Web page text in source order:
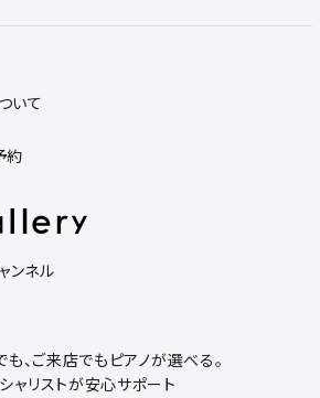
いて
約
ンネル
も、ご来店でもピアノが選べる。
ャリストが安心サポート